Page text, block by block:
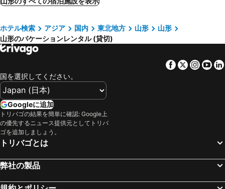
ホテル検索 アジア 国内 東北地方 山形
山形
山形のバケーションレンタル (貸切)
Facebook
Twitter
国を選択してください。
Googleに追加
トリバゴの結果を簡単に確認: Google上
の優先するニュース提供元としてトリバ
ゴを追加しましょう。
トリバゴとは
弊社の製品